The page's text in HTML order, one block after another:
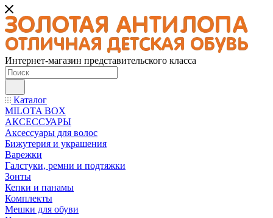
Интернет-магазин представительского класса
Каталог
MILOTA BOX
АКСЕССУАРЫ
Аксессуары для волос
Бижутерия и украшения
Варежки
Галстуки, ремни и подтяжки
Зонты
Кепки и панамы
Комплекты
Мешки для обуви